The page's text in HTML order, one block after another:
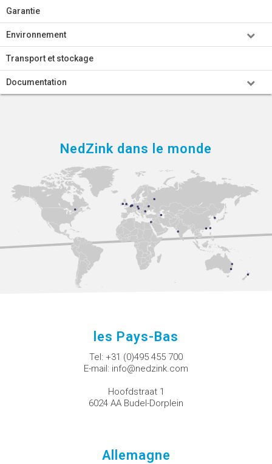
Garantie
Environnement
Transport et stockage
Documentation
NedZink dans le monde
les Pays-Bas
Tel: +31 (0)495 455 700
E-mail: info@nedzink.com
Hoofdstraat 1
6024 AA Budel-Dorplein
Allemagne